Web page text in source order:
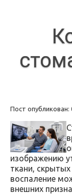
Пост опубликован:
изображению
ткани,
воспаление
внешних